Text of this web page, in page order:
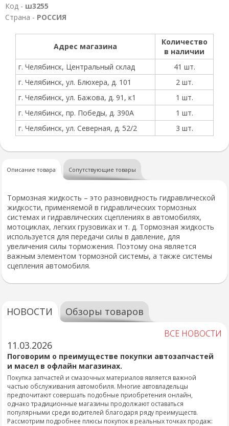
Код - ш3255
Страна - РОССИЯ
Адрес магазина
Количество
в наличии
г. Челябинск, Центральный склад
41 шт.
г. Челябинск, ул. Блюхера, д. 101
2 шт.
г. Челябинск, ул. Бажова, д. 91, к1
1 шт.
г. Челябинск, пр. Победы, д. 390А
1 шт.
г. Челябинск, ул. Северная, д. 52/2
3 шт.
Описание товара Сопутствующие товары
Тормозная жидкость – это разновидность гидравлической
жидкости, применяемой в гидравлических тормозных
системах и гидравлических сцеплениях в автомобилях,
мотоциклах, легких грузовиках и т. д. Тормозная жидкость
используется для передачи силы в давление, для
увеличения силы торможения. Поэтому она является
важным элементом тормозной системы, а также системы
сцепления автомобиля.
НОВОСТИ Обзоры товаров
ВСЕ НОВОСТИ
11.03.2026
Поговорим о преимуществе покупки автозапчастей
и масел в офлайн магазинах.
Покупка запчастей и смазочных материалов является важной
частью обслуживания автомобиля. Многие автовладельцы
предпочитают совершать подобные приобретения онлайн,
однако традиционные магазины продолжают оставаться
популярными среди водителей благодаря ряду преимуществ.
Рассмотрим подробнее плюсы покупок в реальных точках продаж: